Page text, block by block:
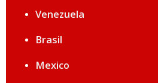
Venezuela
Brasil
Mexico